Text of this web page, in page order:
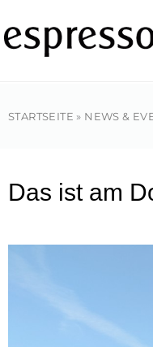
Inhalt
springen
STARTSEITE » NEWS &
Das ist am